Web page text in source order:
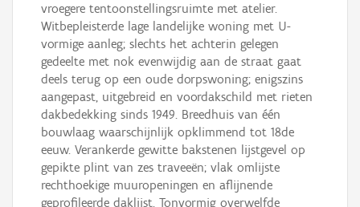
vroegere tentoonstellingsruimte met atelier.
Witbepleisterde lage landelijke woning met U-
vormige aanleg; slechts het achterin gelegen
gedeelte met nok evenwijdig aan de straat gaat
deels terug op een oude dorpswoning; enigszins
aangepast, uitgebreid en voordakschild met rieten
dakbedekking sinds 1949. Breedhuis van één
bouwlaag waarschijnlijk opklimmend tot 18de
eeuw. Verankerde gewitte bakstenen lijstgevel op
gepikte plint van zes traveeën; vlak omlijste
rechthoekige muuropeningen en aflijnende
geprofileerde daklijst. Tonvormig overwelfde